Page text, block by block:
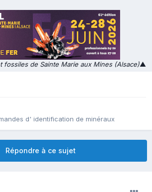
fossiles de Sainte Marie aux Mines (Alsace)▲
d' identification de minéraux
Répondre à ce sujet